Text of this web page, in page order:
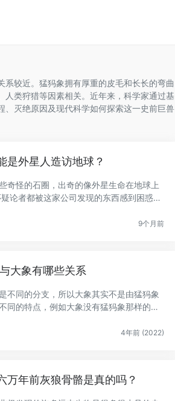
较近。猛犸象拥有厚重的皮毛和长长的弯曲
类狩猎等因素相关。近年来，科学家通过基
灭绝原因及现代科学如何探索这一史前巨兽
是外星人造访地球？
奇怪的石圈，出奇的像外星生命在地球上
论者都被这家公司发现的东西感到困惑。
9个月前
大象有哪些关系
不同的分支，所以大象其实不是由猛犸象
同的特点，例如大象没有猛犸象那样的耐
4年前 (2022)
万年前灰狼骨骼是真的吗？